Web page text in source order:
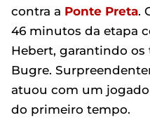
contra a Ponte Preta.
46 minutos da etapa
Hebert, garantindo os
Bugre.
atuou com um
do primeiro tempo.